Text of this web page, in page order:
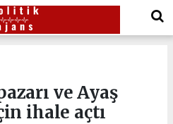
ve Ayaş
ihale açtı